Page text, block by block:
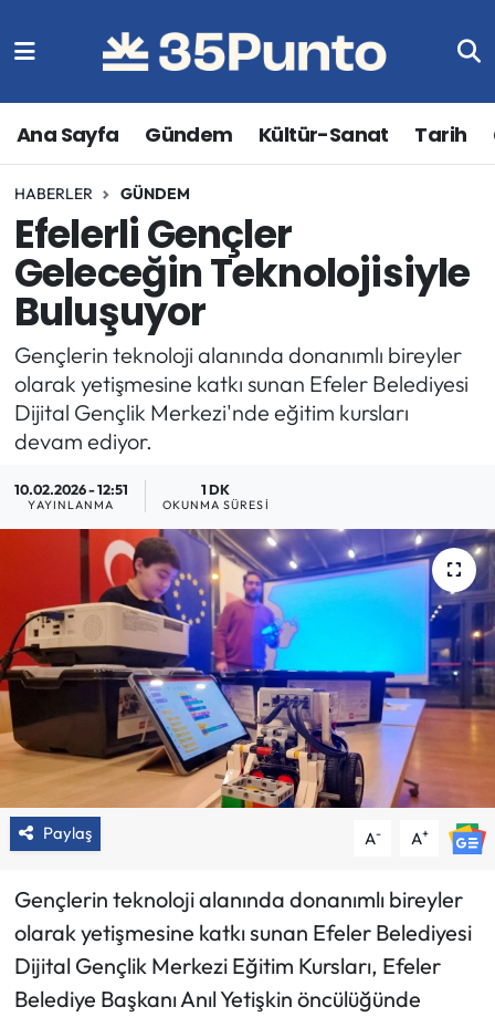
Ana Sayfa Gündem Kültür-Sanat Tarih
HABERLER GÜNDEM
Efelerli Gençler
Geleceğin Teknolojisiyle
Buluşuyor
Gençlerin teknoloji alanında donanımlı bireyler
olarak yetişmesine katkı sunan Efeler Belediyesi
Dijital Gençlik Merkezi'nde eğitim kursları
devam ediyor.
10.02.2026 - 12:51
YAYINLANMA
1 DK
OKUNMA SÜRESI
Paylaş A- A+
Gençlerin teknoloji alanında donanımlı bireyler
olarak yetişmesine katkı sunan Efeler Belediyesi
Dijital Gençlik Merkezi Eğitim Kursları, Efeler
Belediye Başkanı Anıl Yetişkin öncülüğünde